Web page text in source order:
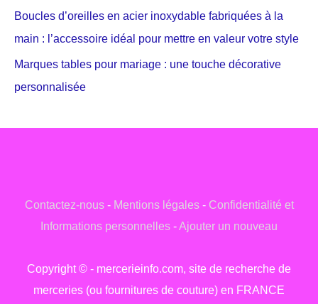
Boucles d’oreilles en acier inoxydable fabriquées à la
main : l’accessoire idéal pour mettre en valeur votre style
Marques tables pour mariage : une touche décorative
personnalisée
Contactez-nous- Mentions légales- Confidentialité et
Informations personnelles - Ajouter un nouveau
Copyright © - mercerieinfo.com, site de recherche de
merceries (ou fournitures de couture) en FRANCE